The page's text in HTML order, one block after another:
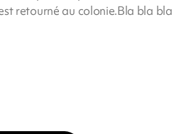
retourné au colonie.Bla bla bla